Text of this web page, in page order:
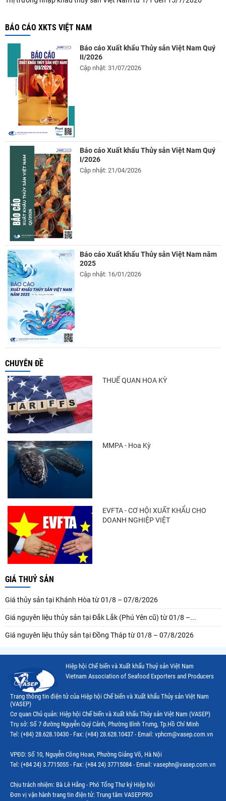
BÁO CÁO XKTS VIỆT NAM
Báo cáo Xuất khẩu Thủy sản Việt Nam Quý
II/2026
Cập nhật: 31/07/2026
Báo cáo Xuất khẩu Thủy sản Việt Nam Quý
I/2026
Cập nhật: 21/04/2026
Báo cáo Xuất khẩu Thủy sản Việt Nam năm
2025
Cập nhật: 16/01/2026
CHUYÊN ĐỀ
THUẾ QUAN HOA KỲ
MMPA - Hoa Kỳ
EVFTA - CƠ HỘI XUẤT KHẨU CHO
DOANH NGHIỆP VIỆT
GIÁ THUỶ SẢN
Giá thủy sản tại Khánh Hòa từ 01/8 – 07/8/2026
Giá nguyên liệu thủy sản tại Đắk Lắk (Phú Yên cũ) từ 01/8 –...
Giá nguyên liệu thủy sản tại Đồng Tháp từ 01/8 – 07/8/2026
Hiệp hội Chế biến và Xuất khẩu Thuỷ sản Việt Nam
Vietnam Association of Seafood Exporters and Producers
Trang thông tin điện tử của Hiệp hội Chế biến và Xuất khẩu Thủy sản Việt Nam
(VASEP)
Cơ quan Chủ quản: Hiệp hội Chế biến và Xuất khẩu Thủy sản Việt Nam (VASEP)
Trụ sở: Số 7 đường Nguyễn Quý Cảnh, Phường Bình Trưng, Tp.Hồ Chí Minh
Tel: (+84) 28.628.10430 - Fax: (+84) 28.628.10437 - Email: vphcm@vasep.com.vn
VPĐD: Số 10, Nguyễn Công Hoan, Phường Giảng Võ, Hà Nội
Tel: (+84 24) 3.7715055 - Fax: (+84 24) 37715084 - Email: vasephn@vasep.com.vn
Chịu trách nhiệm: Bà Lê Hằng - Phó Tổng Thư ký Hiệp hội
Đơn vị vận hành trang tin điện tử: Trung tâm VASEP.PRO